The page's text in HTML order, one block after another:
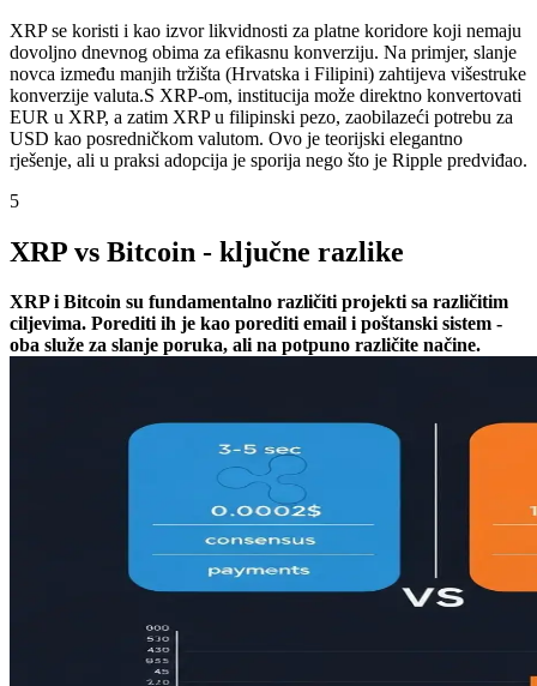
XRP se koristi i kao izvor likvidnosti za platne koridore koji nemaju
dovoljno dnevnog obima za efikasnu konverziju. Na primjer, slanje
novca između manjih tržišta (Hrvatska i Filipini) zahtijeva višestruke
konverzije valuta.S XRP-om, institucija može direktno konvertovati
EUR u XRP, a zatim XRP u filipinski pezo, zaobilazeći potrebu za
USD kao posredničkom valutom. Ovo je teorijski elegantno
rješenje, ali u praksi adopcija je sporija nego što je Ripple predviđao.
5
XRP vs Bitcoin - ključne razlike
XRP i Bitcoin su fundamentalno različiti projekti sa različitim
ciljevima. Porediti ih je kao porediti email i poštanski sistem -
oba služe za slanje poruka, ali na potpuno različite načine.